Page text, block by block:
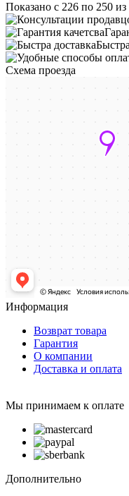
Показано с 226 по 250
Схема проезда
Информация
Возврат товара
Гарантия
О компании
Доставка и оплата
Мы принимаем к оплате
Дополнительно